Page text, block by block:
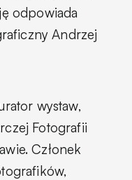
odpowiada
Andrzej
wystaw,
Fotografii
Członek